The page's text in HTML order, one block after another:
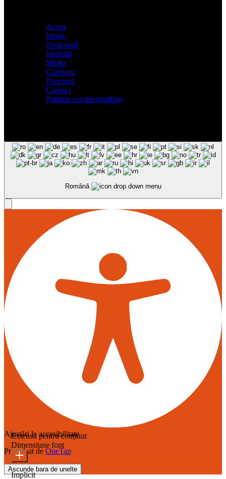
Acasa
Istoric
Episcopul
Institutii
Media
Cateheza
Parteneri
Contact
Politică confidențialitate
Română
Ajustări la accesibilitate
Propulsat de OneTap
Ascunde bara de unelte
Extensii pentru conținut
Dimensiune font
Implicit